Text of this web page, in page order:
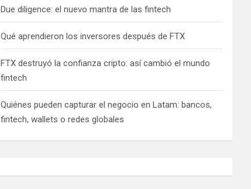
Due diligence: el nuevo mantra de las fintech
Qué aprendieron los inversores después de FTX
FTX destruyó la confianza cripto: así cambió el mundo
fintech
Quiénes pueden capturar el negocio en Latam: bancos,
fintech, wallets o redes globales